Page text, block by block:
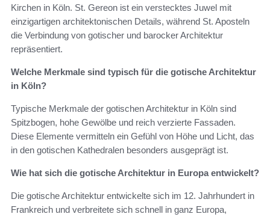
Kirchen in Köln. St. Gereon ist ein verstecktes Juwel mit
einzigartigen architektonischen Details, während St. Aposteln
die Verbindung von gotischer und barocker Architektur
repräsentiert.
Welche Merkmale sind typisch für die gotische Architektur
in Köln?
Typische Merkmale der gotischen Architektur in Köln sind
Spitzbogen, hohe Gewölbe und reich verzierte Fassaden.
Diese Elemente vermitteln ein Gefühl von Höhe und Licht, das
in den gotischen Kathedralen besonders ausgeprägt ist.
Wie hat sich die gotische Architektur in Europa entwickelt?
Die gotische Architektur entwickelte sich im 12. Jahrhundert in
Frankreich und verbreitete sich schnell in ganz Europa,